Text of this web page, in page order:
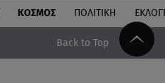
ΚΟΣΜΟΣ ΠΟΛΙΤΙΚΗ
Back to Top